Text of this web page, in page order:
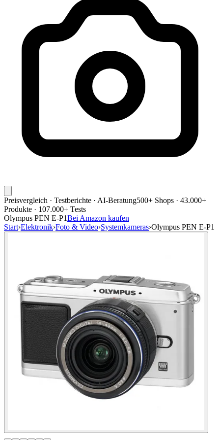
Preisvergleich · Testberichte · AI-Beratung500+ Shops · 43.000+
Produkte · 107.000+ Tests
Olympus PEN E-P1Bei Amazon kaufen
Start›Elektronik›Foto & Video›Systemkameras›Olympus PEN E-P1